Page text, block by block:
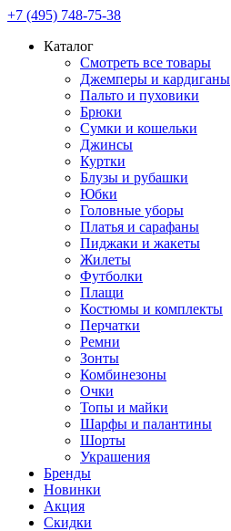
+7 (495) 748-75-38
Каталог
Смотреть все товары
Джемперы и кардиганы
Пальто и пуховики
Брюки
Сумки и кошельки
Джинсы
Куртки
Блузы и рубашки
Юбки
Головные уборы
Платья и сарафаны
Пиджаки и жакеты
Жилеты
Футболки
Плащи
Костюмы и комплекты
Перчатки
Ремни
Зонты
Комбинезоны
Очки
Топы и майки
Шарфы и палантины
Шорты
Украшения
Бренды
Новинки
Акция
Скидки